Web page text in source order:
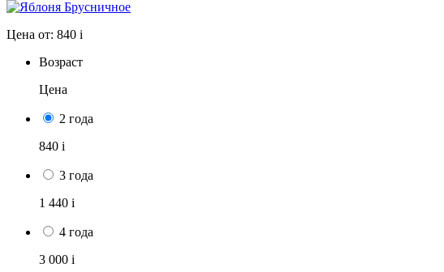
Цена от: 840 i
Возраст
Цена
2 года
840 i
3 года
1 440 i
4 года
3 000 i